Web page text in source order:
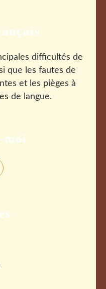
moi
difficultés de
que les fautes de
et les pièges à
de langue.